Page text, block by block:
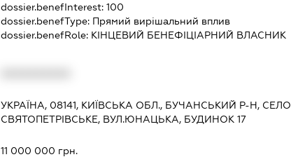
dossier.benefInterest: 100
dossier.benefType: Прямий вирішальний вплив
dossier.benefRole: КІНЦЕВИЙ БЕНЕФІЦІАРНИЙ ВЛАСНИК
УКРАЇНА, 08141, КИЇВСЬКА ОБЛ., БУЧАНСЬКИЙ Р-Н, СЕЛО
СВЯТОПЕТРІВСЬКЕ, ВУЛ.ЮНАЦЬКА, БУДИНОК 17
11 000 000 грн.